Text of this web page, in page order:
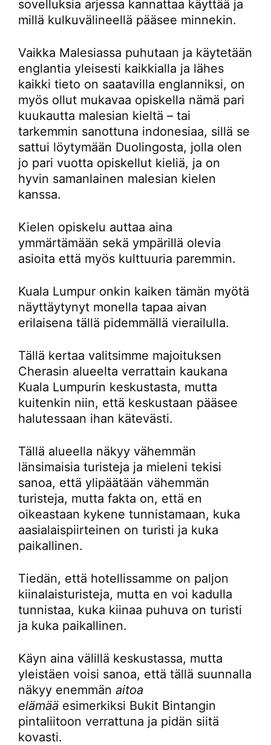
sovelluksia arjessa kannattaa käyttää ja
millä kulkuvälineellä pääsee minnekin.
Vaikka Malesiassa puhutaan ja käytetään
englantia yleisesti kaikkialla ja lähes
kaikki tieto on saatavilla englanniksi, on
myös ollut mukavaa opiskella nämä pari
kuukautta malesian kieltä – tai
tarkemmin sanottuna indonesiaa, sillä se
sattui löytymään Duolingosta, jolla olen
jo pari vuotta opiskellut kieliä, ja on
hyvin samanlainen malesian kielen
kanssa.
Kielen opiskelu auttaa aina
ymmärtämään sekä ympärillä olevia
asioita että myös kulttuuria paremmin.
Kuala Lumpur onkin kaiken tämän myötä
näyttäytynyt monella tapaa aivan
erilaisena tällä pidemmällä vierailulla.
Tällä kertaa valitsimme majoituksen
Cherasin alueelta verrattain kaukana
Kuala Lumpurin keskustasta, mutta
kuitenkin niin, että keskustaan pääsee
halutessaan ihan kätevästi.
Tällä alueella näkyy vähemmän
länsimaisia turisteja ja mieleni tekisi
sanoa, että ylipäätään vähemmän
turisteja, mutta fakta on, että en
oikeastaan kykene tunnistamaan, kuka
aasialaispiirteinen on turisti ja kuka
paikallinen.
Tiedän, että hotellissamme on paljon
kiinalaisturisteja, mutta en voi kadulla
tunnistaa, kuka kiinaa puhuva on turisti
ja kuka paikallinen.
Käyn aina välillä keskustassa, mutta
yleistäen voisi sanoa, että tällä suunnalla
näkyy enemmän aitoa
elämää esimerkiksi Bukit Bintangin
pintaliitoon verrattuna ja pidän siitä
kovasti.